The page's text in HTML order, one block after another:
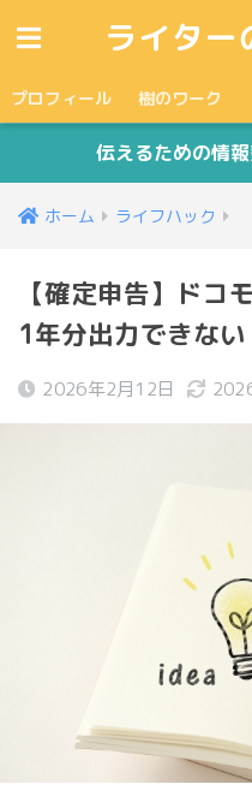
ライター
プロフィール 樹のワーク
伝えるための
ホーム ライフハック
【確定申告】ドコ
1年分出力できな
2026年2月12日